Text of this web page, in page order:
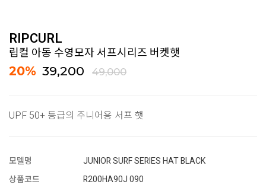
RIPCURL
립컬 아동 수영모자 서프시리즈 버켓햇
20% 39,200 49,000
UPF 50+ 등급의 주니어용 서프 햇
모델명
JUNIOR SURF SERIES HAT BLACK
상품코드
R200HA90J 090